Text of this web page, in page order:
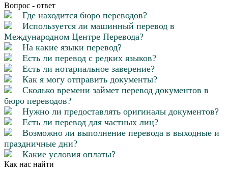
Вопрос - ответ
Где находится бюро переводов?
Используется ли машинный перевод в
Международном Центре Перевода?
На какие языки перевод?
Есть ли перевод с редких языков?
Есть ли нотариальное заверение?
Как я могу отправить документы?
Сколько времени займет перевод документов в
бюро переводов?
Нужно ли предоставлять оригиналы документов?
Есть ли перевод для частных лиц?
Возможно ли выполнение перевода в выходные и
праздничные дни?
Какие условия оплаты?
Как нас найти